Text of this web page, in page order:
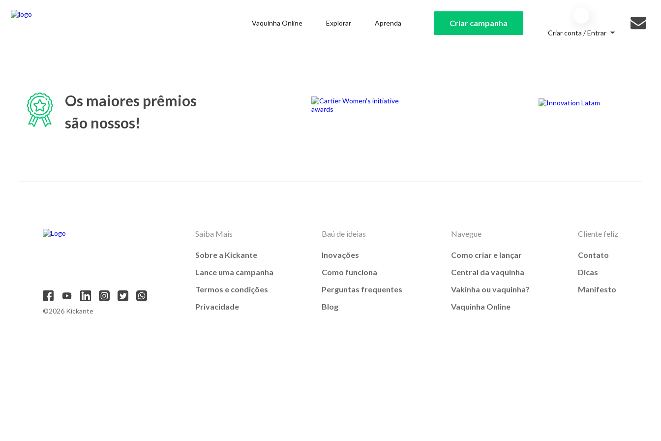
Vaquinha Online Explorar Aprenda Criar campanha
Criar conta / Entrar
Os maiores prêmios
são nossos!
©2026 Kickante
Saiba Mais
Sobre a Kickante
Lance uma campanha
Termos e condições
Privacidade
Baú de ideias
Inovações
Como funciona
Perguntas frequentes
Blog
Navegue
Como criar e lançar
Central da vaquinha
Vakinha ou vaquinha?
Vaquinha Online
Cliente feliz
Contato
Dicas
Manifesto